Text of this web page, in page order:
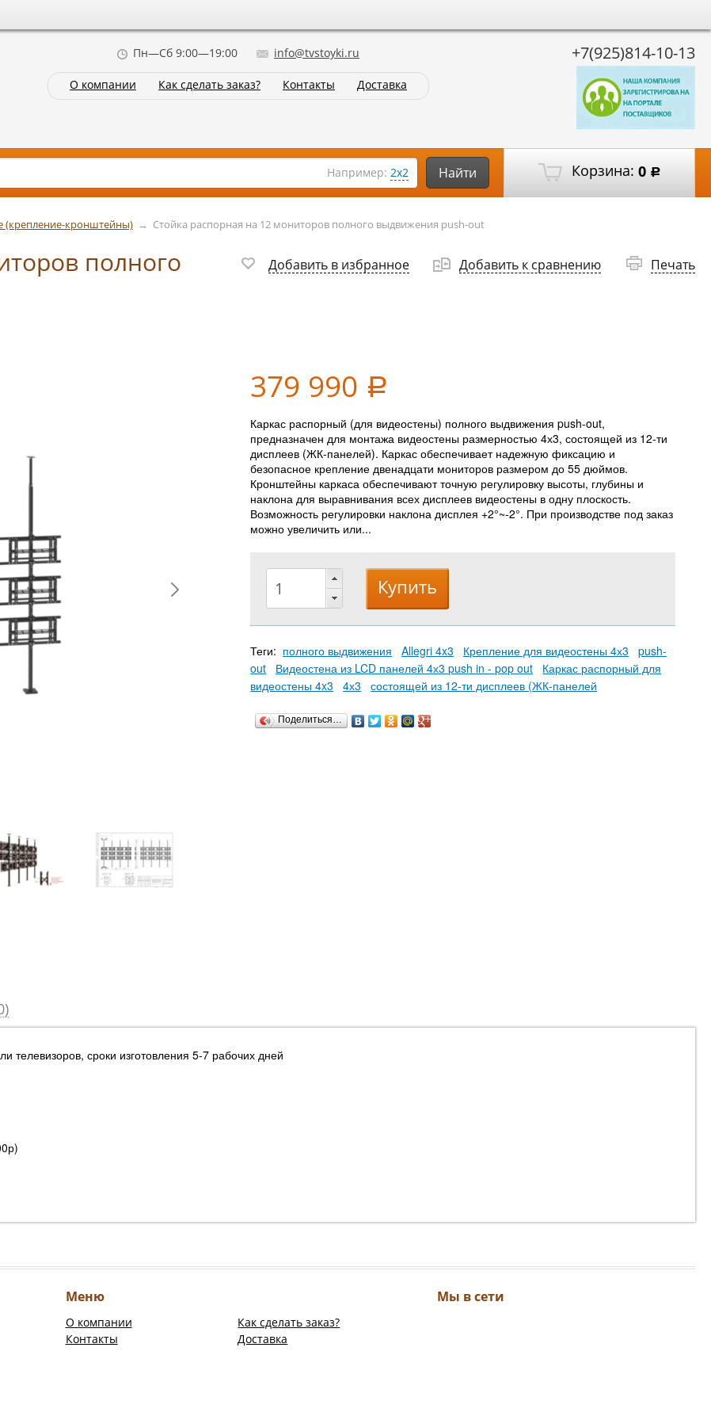
+7(925)814-10-13
Пн—Сб 9:00—19:00 info@tvstoyki.ru
О компании Как сделать заказ? Контакты Доставка
Корзина: 0 Р
Например: 2х2 Найти
(крепление-кронштейны) → Стойка распорная на 12 мониторов полного выдвижения push-out
полного
Добавить в избранное Добавить к сравнению Печать
379 990 Р
Каркас распорный (для видеостены) полного выдвижения push-out,
предназначен для монтажа видеостены размерностью 4х3, состоящей из 12-ти
дисплеев (ЖК-панелей). Каркас обеспечивает надежную фиксацию и
безопасное крепление двенадцати мониторов размером до 55 дюймов.
Кронштейны каркаса обеспечивают точную регулировку высоты, глубины и
наклона для выравнивания всех дисплеев видеостены в одну плоскость.
Возможность регулировки наклона дисплея +2°~-2°. При производстве под заказ
можно увеличить или...
Теги: полного выдвижения Allegri 4x3 Крепление для видеостены 4х3
push-
out
Видеостена из LCD панелей 4х3 push in - pop out
Каркас распорный для
видеостены 4x3
4х3 состоящей из 12-ти дисплеев (ЖК-панелей
Поделиться…
телевизоров, сроки изготовления 5-7 рабочих дней
Мы в сети
Меню
О компании
Как сделать заказ?
Контакты
Доставка